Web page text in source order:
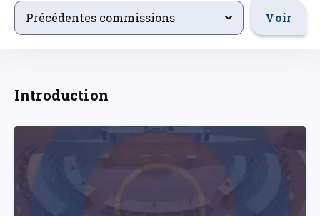
precedentsevenements
Précédentes commissions Voir
Introduction